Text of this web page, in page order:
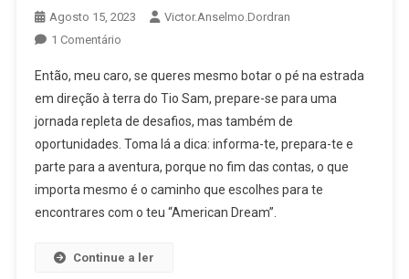
Agosto 15, 2023
Victor.anselmo.dordran
1 Comentário
Então, meu caro, se queres mesmo botar o pé na estrada
em direção à terra do Tio Sam, prepare-se para uma
jornada repleta de desafios, mas também de
oportunidades. Toma lá a dica: informa-te, prepara-te e
parte para a aventura, porque no fim das contas, o que
importa mesmo é o caminho que escolhes para te
encontrares com o teu “American Dream”.
Continue a ler